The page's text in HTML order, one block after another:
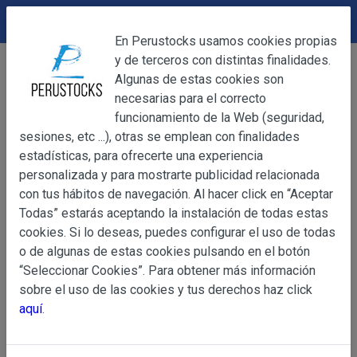
Alimentación
Caramelos
Caramelos Blandos La Vaca Lechera Caja 80uds
OBJETO
Información
Básica
sobre
de Datos
OBJETO
Las presentes Condiciones Generales regulan la
web www.perustocks.es, del que es titular ALBERT
YACARINE (en adelante, PERUSTOCKS).
La adquisición de cualesquiera de los productos
DEVOLUCIONES
En Perustocks usamos cookies propias
y de terceros con distintas finalidades.
Algunas de estas cookies son
necesarias para el correcto
funcionamiento de la Web (seguridad,
sesiones, etc ...), otras se emplean con finalidades
estadísticas, para ofrecerte una experiencia
personalizada y para mostrarte publicidad relacionada
con tus hábitos de navegación. Al hacer click en “Aceptar
Todas” estarás aceptando la instalación de todas estas
cookies. Si lo deseas, puedes configurar el uso de todas
o de algunas de estas cookies pulsando en el botón
“Seleccionar Cookies”. Para obtener más información
sobre el uso de las cookies y tus derechos haz click
aquí.